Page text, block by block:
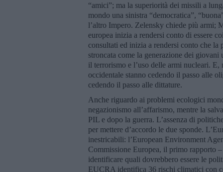
“amici”; ma la superiorità dei missili a
mondo una sinistra “democratica”,
l’altro Impero. Zelensky chiede più armi;
europea inizia a rendersi conto di essere
consultati ed inizia a rendersi conto che la
stroncata come la generazione dei
il terrorismo e l’uso delle armi nucleari. E,
occidentale stanno cedendo il passo alle
cedendo il passo alle dittature.
Anche riguardo ai problemi ecologici
negazionismo all’affarismo, mentre la
PIL e dopo la guerra. L’assenza di
per mettere d’accordo le due sponde.
inestricabili: l’European Environment
Commissione Europea, il primo rapporto
identificare quali dovrebbero essere le
EUCRA identifica 36 rischi climatici con